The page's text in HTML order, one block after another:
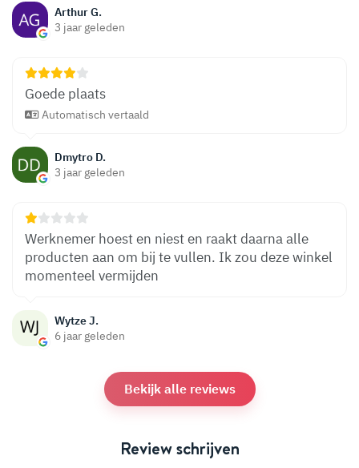
Arthur G.
3 jaar geleden
Dmytro D.
3 jaar geleden
Goede plaats
Automatisch vertaald
Wytze J.
6 jaar geleden
Werknemer hoest en niest en raakt daarna alle
producten aan om bij te vullen. Ik zou deze winkel
momenteel vermijden
Bekijk alle reviews
Review schrijven